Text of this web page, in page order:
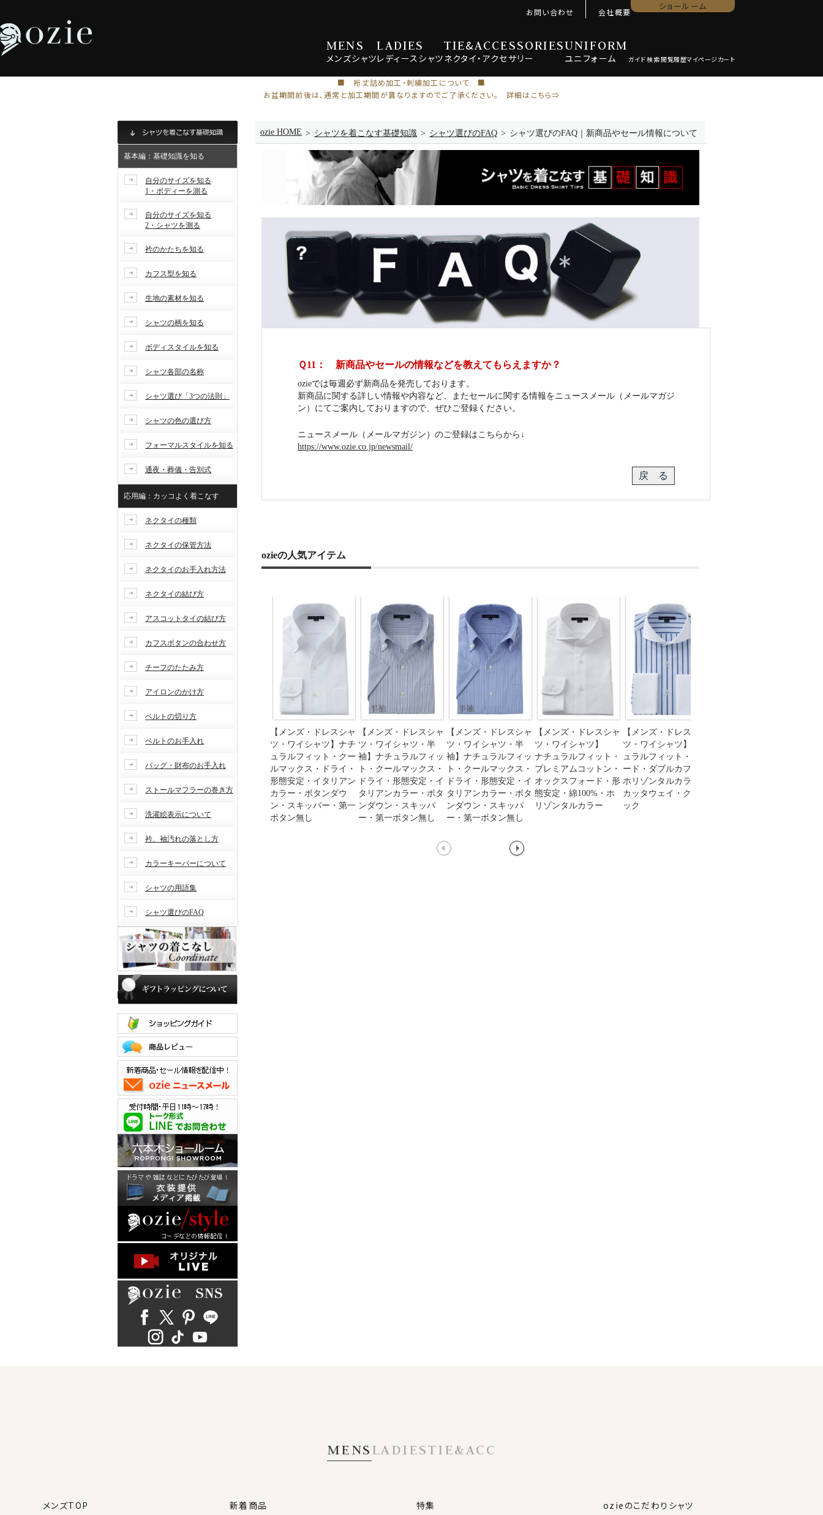
MENS
メンズシャツ
LADIES
レディースシャツ
TIE&ACCESSORIES
ネクタイ・ アクセサリー
UNIFORM
ユニフォーム
お問い合わせ 会社概要
ショールーム
■ 裄丈詰め加工・刺繍加工について ■
お盆期間前後は、通常と加工期間が異なりますのでご了承ください。 詳細はこちら⇒
基本編：基礎知識を知る
自分のサイズを知る
1・ボディーを測る
自分のサイズを知る
2・シャツを測る
衿のかたちを知る
カフス型を知る
生地の素材を知る
シャツの柄を知る
ボディスタイルを知る
シャツ各部の名称
シャツ選び「3つの法則」
シャツの色の選び方
フォーマルスタイルを知る
通夜・葬儀・告別式
応用編：カッコよく着こなす
ネクタイの種類
ネクタイの保管方法
ネクタイのお手入れ方法
ネクタイの結び方
アスコットタイの結び方
カフスボタンの合わせ方
チーフのたたみ方
アイロンのかけ方
ベルトの切り方
ベルトのお手入れ
バッグ・財布のお手入れ
ストールマフラーの巻き方
洗濯絵表示について
衿、袖汚れの落とし方
カラーキーパーについて
シャツの用語集
シャツ選びのFAQ
ozie HOME シャツを着こなす基礎知識 シャツ選びのFAQ シャツ選びのFAQ｜新商品やセール情報について
Ｑ11： 新商品やセールの情報などを教えてもらえますか？
ozieでは毎週必ず新商品を発売しております。
新商品に関する詳しい情報や内容など、またセールに関する情報をニュースメール（メールマガジ
ン）にてご案内しておりますので、ぜひご登録ください。
ニュースメール（メールマガジン）のご登録はこちらから↓
https://www.ozie.co.jp/newsmail/
ozieの人気アイテム
【メンズ・ドレスシャ
ツ・ワイシャツ】ナチ
ュラルフィット・クー
ルマックス・ドライ・
形態安定・イタリアン
カラー・ボタンダウ
ン・スキッパー・第一
ボタン無し
【メンズ・ドレスシャ
ツ・ワイシャツ・半
袖】ナチュラルフィッ
ト・クールマックス・
ドライ・形態安定・イ
タリアンカラー・ボタ
ンダウン・スキッパ
ー・第一ボタン無し
【メンズ・ドレスシャ
ツ・ワイシャツ・半
袖】ナチュラルフィッ
ト・クールマックス・
ドライ・形態安定・イ
タリアンカラー・ボタ
ンダウン・スキッパ
ー・第一ボタン無し
【メンズ・ドレスシャ
ツ・ワイシャツ】
ナチュラルフィット・
プレミアムコットン・
オックスフォード・形
態安定・綿100%・ホ
リゾンタルカラー
【メンズ・ドレスシャ
ツ・ワイシャツ】ナチ
ュラルフィット・ブロ
ード・ダブルカフス・
ホリゾンタルカラー・
カッタウェイ・クレリ
ック
MENSLADIESTIE&ACC
メンズTOP 新着商品 特集
ozieのこだわりシャツ